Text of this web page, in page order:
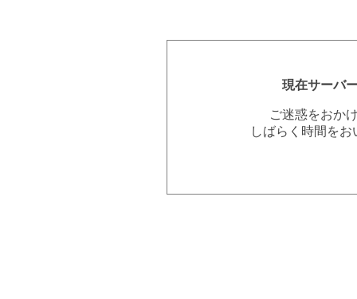
現在サーバ
ご迷惑をおか
しばらく時間を